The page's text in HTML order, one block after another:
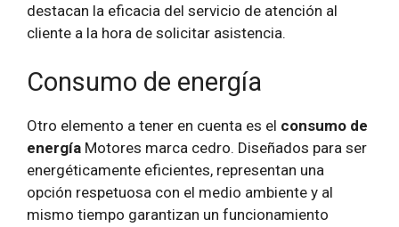
destacan la eficacia del servicio de atención al
cliente a la hora de solicitar asistencia.
Consumo de energía
Otro elemento a tener en cuenta es el consumo de
energía Motores marca cedro. Diseñados para ser
energéticamente eficientes, representan una
opción respetuosa con el medio ambiente y al
mismo tiempo garantizan un funcionamiento